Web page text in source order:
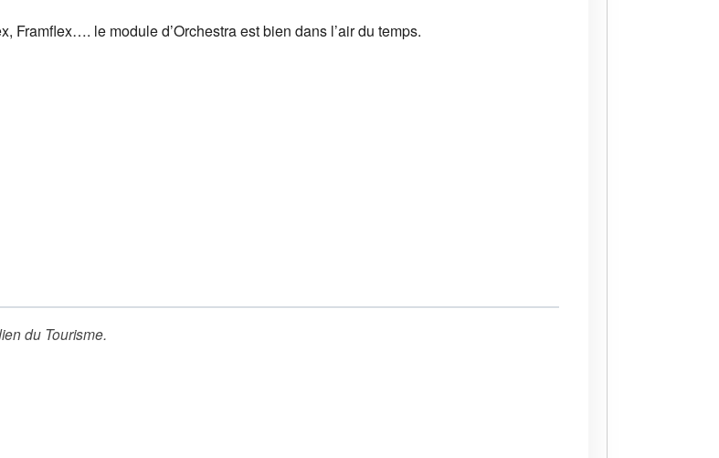
Framflex…. le module d’Orchestra est bien dans l’air du temps.
du Tourisme.